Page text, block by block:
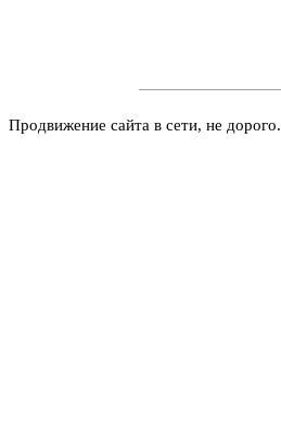
Продвижение сайта в сети, не дорого.